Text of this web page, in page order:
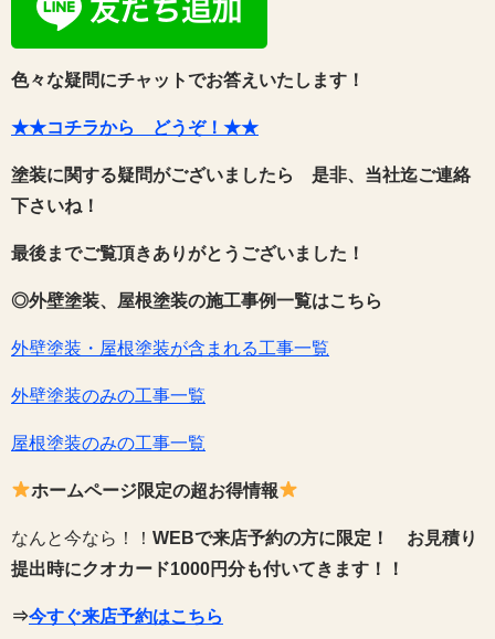
色々な疑問にチャットでお答えいたします！
★★コチラから どうぞ！★★
塗装に関する疑問がございましたら 是非、当社迄ご連絡
下さいね！
最後までご覧頂きありがとうございました！
◎外壁塗装、屋根塗装の施工事例一覧はこちら
外壁塗装・屋根塗装が含まれる工事一覧
外壁塗装のみの工事一覧
屋根塗装のみの工事一覧
ホームページ限定の超お得情報
なんと今なら！！ WEBで来店予約の方に限定！
お見積り
提出時にクオカード1000円分も付いてきます！！
⇒今すぐ来店予約はこちら